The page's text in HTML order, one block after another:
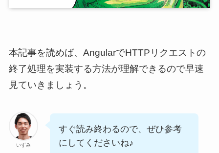
本記事を読めば、AngularでHTTPリクエストの
終了処理を実装する方法が理解できるので早速
見ていきましょう。
いずみ
すぐ読み終わるので、ぜひ参考
にしてくださいね♪